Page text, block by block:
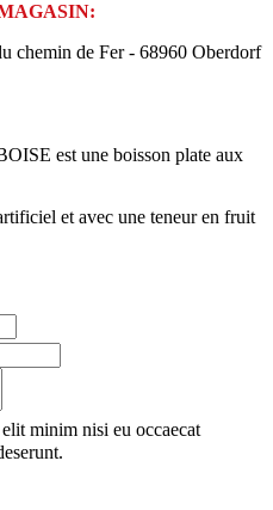
chemin de Fer - 68960 Oberdorf
est une boisson plate aux
et avec une teneur en fruit
minim nisi eu occaecat